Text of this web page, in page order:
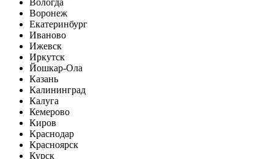
Вологда
Воронеж
Екатеринбург
Иваново
Ижевск
Иркутск
Йошкар-Ола
Казань
Калининград
Калуга
Кемерово
Киров
Краснодар
Красноярск
Курск